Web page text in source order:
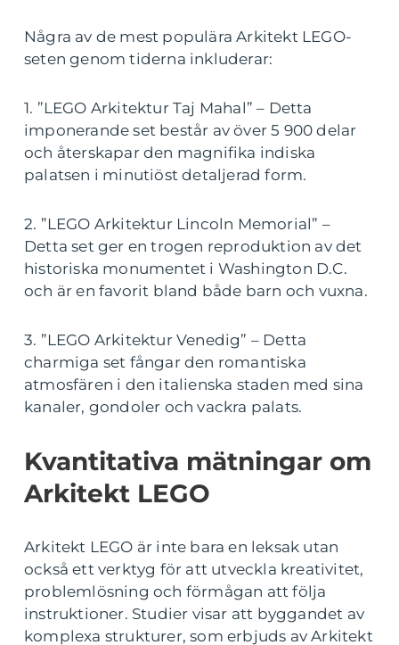
Några av de mest populära Arkitekt LEGO-
seten genom tiderna inkluderar:
1. ”LEGO Arkitektur Taj Mahal” – Detta
imponerande set består av över 5 900 delar
och återskapar den magnifika indiska
palatsen i minutiöst detaljerad form.
2. ”LEGO Arkitektur Lincoln Memorial” –
Detta set ger en trogen reproduktion av det
historiska monumentet i Washington D.C.
och är en favorit bland både barn och vuxna.
3. ”LEGO Arkitektur Venedig” – Detta
charmiga set fångar den romantiska
atmosfären i den italienska staden med sina
kanaler, gondoler och vackra palats.
Kvantitativa mätningar om
Arkitekt LEGO
Arkitekt LEGO är inte bara en leksak utan
också ett verktyg för att utveckla kreativitet,
problemlösning och förmågan att följa
instruktioner. Studier visar att byggandet av
komplexa strukturer, som erbjuds av Arkitekt